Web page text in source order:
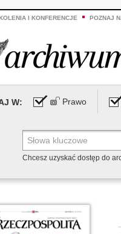
I KONFERENCJE POZNAJ
W: Prawo
Chcesz uzyskać dostęp do